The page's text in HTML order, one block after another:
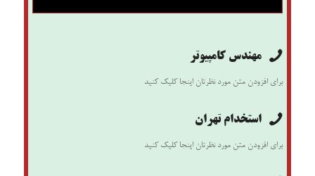
مهندس کامپیوتر
برای افزودن متن مورد نظرتان اینجا کلیک کنید
استخدام تهران
برای افزودن متن مورد نظرتان اینجا کلیک کنید